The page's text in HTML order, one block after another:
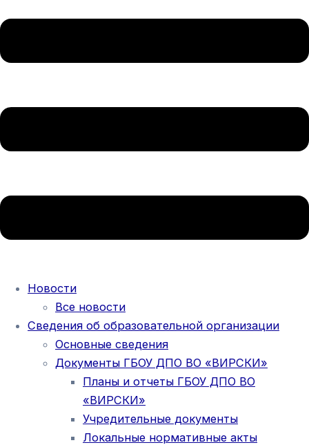
Новости
Все новости
Сведения об образовательной организации
Основные сведения
Документы ГБОУ ДПО ВО «ВИРСКИ»
Планы и отчеты ГБОУ ДПО ВО
«ВИРСКИ»
Учредительные документы
Локальные нормативные акты